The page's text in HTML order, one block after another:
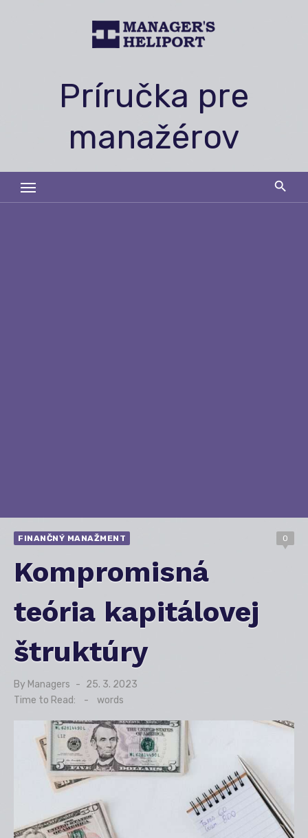
Príručka pre
manažérov
FINANČNÝ MANAŽMENT 0
Kompromisná
teória kapitálovej
štruktúry
By Managers
Posted
25. 3. 2023
Time to Read:
- words